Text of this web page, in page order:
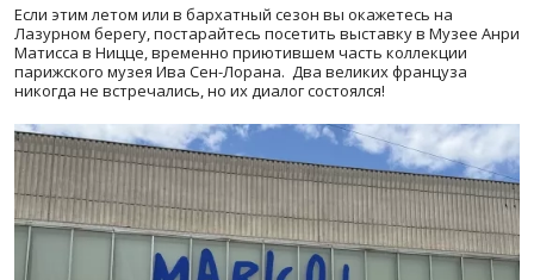
Если этим летом или в бархатный сезон вы окажетесь на
Лазурном берегу, постарайтесь посетить выставку в Музее Анри
Матисса в Ницце, временно приютившем часть коллекции
парижского музея Ива Сен-Лорана. Два великих француза
никогда не встречались, но их диалог состоялся!